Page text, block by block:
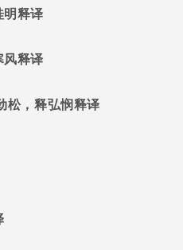
明释译
风释译
松，释弘悯释译